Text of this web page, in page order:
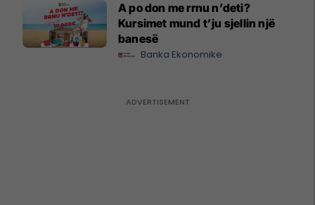
A po don me rrnu n’deti?
Kursimet mund t’ju sjellin një
banesë
Banka Ekonomike